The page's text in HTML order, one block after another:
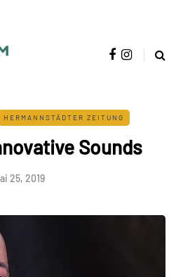
HERMANNSTÄDTER ZEITUNG
Sounds
25, 2019